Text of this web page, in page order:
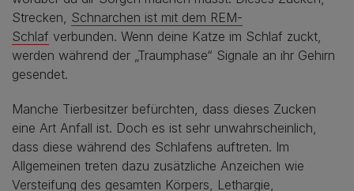
Strecken, Schnarchen ist mit dem REM-
Schlaf verbunden. Wenn deine Katze im Schlaf zuckt,
werden während der „Traumphase“ Signale an ihr Gehirn
gesendet.
Manche Tierbesitzer befürchten, dass dieses Zucken
eine Art Anfall ist. Doch es ist sehr unwahrscheinlich,
dass diese während des Schlafens auftreten. Im
Allgemeinen treten dazu zusätzliche Anzeichen wie
Versteifung des gesamten Körpers, Lethargie,